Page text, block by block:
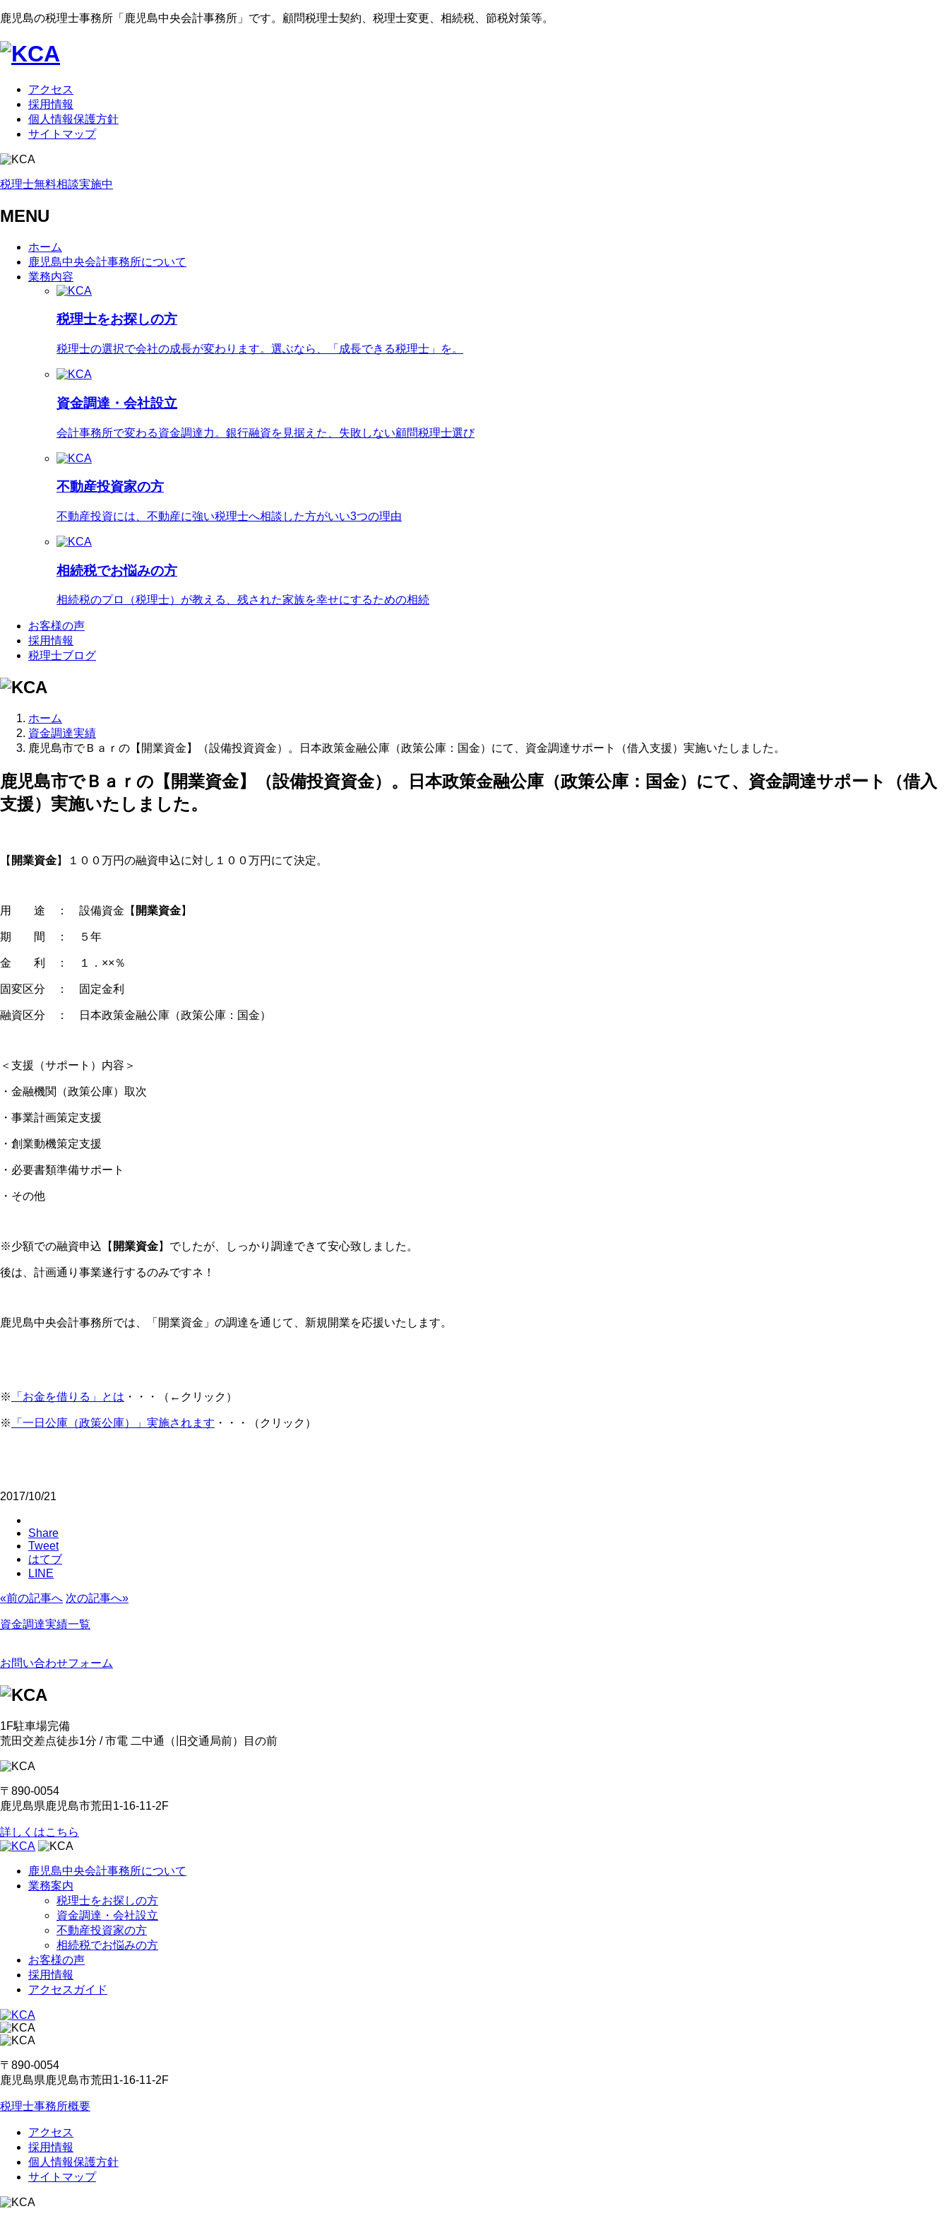
鹿児島の税理士事務所「鹿児島中央会計事務所」です。顧問税理士契約、税理士変更、相続税、節税対策等。
アクセス
採用情報
個人情報保護方針
サイトマップ
税理士無料相談実施中
MENU
ホーム
鹿児島中央会計事務所について
業務内容
税理士をお探しの方
税理士の選択で会社の成長が変わります。選ぶなら、「成長できる税理士」を。
資金調達・会社設立
会計事務所で変わる資金調達力。銀行融資を見据えた、失敗しない顧問税理士選び
不動産投資家の方
不動産投資には、不動産に強い税理士へ相談した方がいい3つの理由
相続税でお悩みの方
相続税のプロ（税理士）が教える、残された家族を幸せにするための相続
お客様の声
採用情報
税理士ブログ
ホーム
資金調達実績
鹿児島市でＢａｒの【開業資金】（設備投資資金）。日本政策金融公庫（政策公庫：国金）にて、資金調達サポート（借入支援）実施いたしました。
鹿児島市でＢａｒの【開業資金】（設備投資資金）。日本政策金融公庫（政策公庫：国金）にて、資金調達サポート（借入
支援）実施いたしました。
【 開業資金】１００万円の融資申込に対し１００万円にて決定。
用 途 ： 設備資金【 開業資金】
期 間 ： ５年
金 利 ： １．××％
固変区分 ： 固定金利
融資区分 ： 日本政策金融公庫（政策公庫：国金）
＜支援（サポート）内容＞
・金融機関（政策公庫）取次
・事業計画策定支援
・創業動機策定支援
・必要書類準備サポート
・その他
※少額での融資申込【 開業資金】でしたが、しっかり調達できて安心致しました。
後は、計画通り事業遂行するのみですネ！
鹿児島中央会計事務所では、「開業資金」の調達を通じて、新規開業を応援いたします。
※ 「お金を借りる」とは ・・・（←クリック）
※ 「一日公庫（政策公庫）」実施されます ・・・（クリック）
2017/10/21
Share
Tweet
はてブ
LINE
«前の記事へ 次の記事へ»
資金調達実績一覧
お問い合わせフォーム
1F駐車場完備
荒田交差点徒歩1分 / 市電 二中通
（旧交通局前） 目の前
〒890-0054
鹿児島県鹿児島市荒田1-16-11-2F
詳しくはこちら
鹿児島中央会計事務所について
業務案内
税理士をお探しの方
資金調達・会社設立
不動産投資家の方
相続税でお悩みの方
お客様の声
採用情報
アクセスガイド
〒890-0054
鹿児島県鹿児島市荒田1-16-11-2F
税理士事務所概要
アクセス
採用情報
個人情報保護方針
サイトマップ